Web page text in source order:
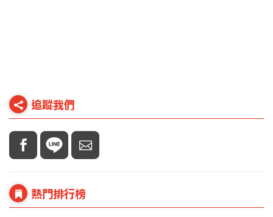
追蹤我們
熱門排行榜